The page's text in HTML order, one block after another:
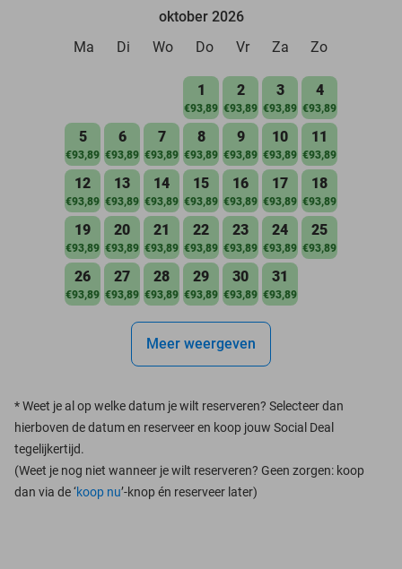
oktober 2026
Ma
Di Wo Do Vr Za Zo
1
€93,89
2
€93,89
3
€93,89
4
€93,89
5
€93,89
6
€93,89
7
€93,89
8
€93,89
9
€93,89
10
€93,89
11
€93,89
12
€93,89
13
€93,89
14
€93,89
15
€93,89
16
€93,89
17
€93,89
18
€93,89
19
€93,89
20
€93,89
21
€93,89
22
€93,89
23
€93,89
24
€93,89
25
€93,89
26
€93,89
27
€93,89
28
€93,89
29
€93,89
30
€93,89
31
€93,89
Meer weergeven
*Weet je al op welke datum je wilt reserveren? Selecteer dan
hierboven de datum en reserveer en koop jouw Social Deal
tegelijkertijd.
(Weet je nog niet wanneer je wilt reserveren? Geen zorgen: koop
dan via de ‘koop nu’-knop én reserveer later)